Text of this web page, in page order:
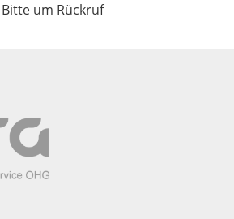
Bitte um Rückruf